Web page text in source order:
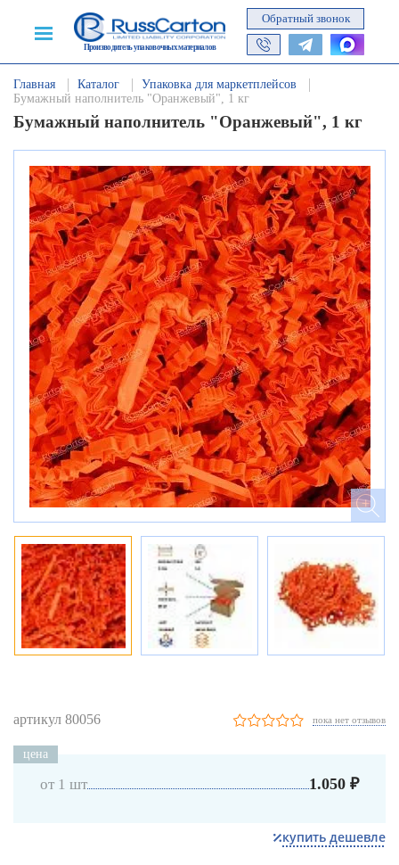
Производитель упаковочных материалов
Обратный звонок
Главная Каталог
Упаковка для маркетплейсов
Бумажный наполнитель "Оранжевый", 1 кг
Бумажный наполнитель "Оранжевый", 1 кг
артикул 80056 пока нет отзывов
цена
от 1 шт 1.050 ₽
купить дешевле